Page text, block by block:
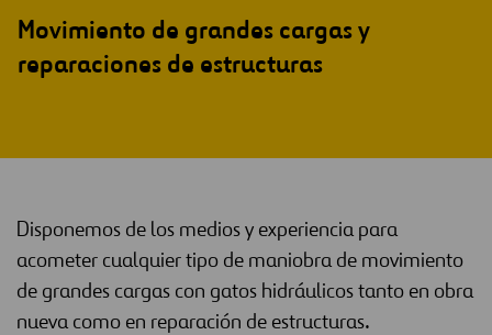
Movimiento de grandes cargas y
reparaciones de estructuras
Disponemos de los medios y experiencia para
acometer cualquier tipo de maniobra de movimiento
de grandes cargas con gatos hidráulicos tanto en obra
nueva como en reparación de estructuras.